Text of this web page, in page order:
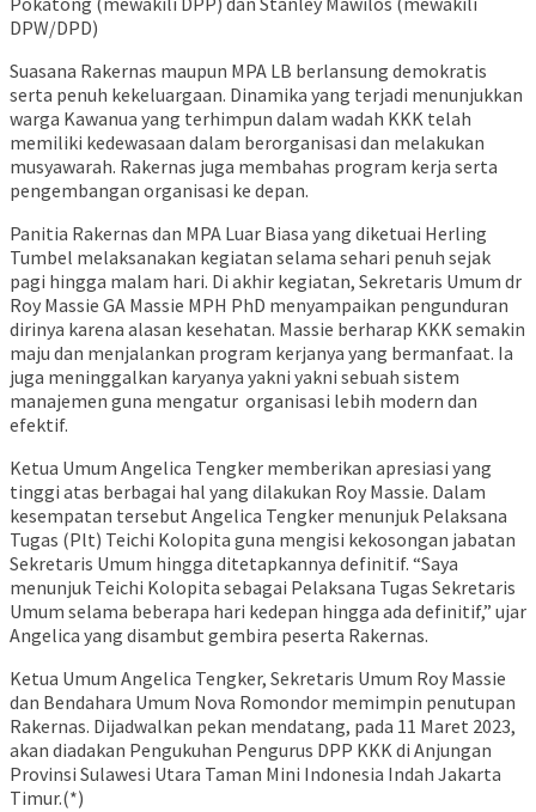
DPW/DPD)
Suasana Rakernas maupun MPA LB berlansung demokratis
serta penuh kekeluargaan. Dinamika yang terjadi menunjukkan
warga Kawanua yang terhimpun dalam wadah KKK telah
memiliki kedewasaan dalam berorganisasi dan melakukan
musyawarah. Rakernas juga membahas program kerja serta
pengembangan organisasi ke depan.
Panitia Rakernas dan MPA Luar Biasa yang diketuai Herling
Tumbel melaksanakan kegiatan selama sehari penuh sejak
pagi hingga malam hari. Di akhir kegiatan, Sekretaris Umum dr
Roy Massie GA Massie MPH PhD menyampaikan pengunduran
dirinya karena alasan kesehatan. Massie berharap KKK semakin
maju dan menjalankan program kerjanya yang bermanfaat. Ia
juga meninggalkan karyanya yakni yakni sebuah sistem
manajemen guna mengatur organisasi lebih modern dan
efektif.
Ketua Umum Angelica Tengker memberikan apresiasi yang
tinggi atas berbagai hal yang dilakukan Roy Massie. Dalam
kesempatan tersebut Angelica Tengker menunjuk Pelaksana
Tugas (Plt) Teichi Kolopita guna mengisi kekosongan jabatan
Sekretaris Umum hingga ditetapkannya definitif. “Saya
menunjuk Teichi Kolopita sebagai Pelaksana Tugas Sekretaris
Umum selama beberapa hari kedepan hingga ada definitif,” ujar
Angelica yang disambut gembira peserta Rakernas.
Ketua Umum Angelica Tengker, Sekretaris Umum Roy Massie
dan Bendahara Umum Nova Romondor memimpin penutupan
Rakernas. Dijadwalkan pekan mendatang, pada 11 Maret 2023,
akan diadakan Pengukuhan Pengurus DPP KKK di Anjungan
Provinsi Sulawesi Utara Taman Mini Indonesia Indah Jakarta
Timur.(*)